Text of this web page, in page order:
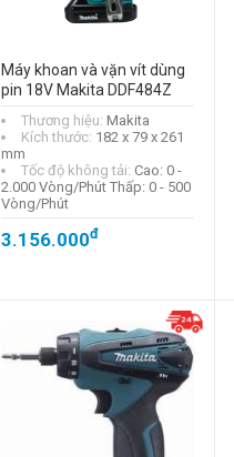
Máy khoan và vặn vít dùng
pin 18V Makita DDF484Z
Thương hiệu: Makita
Kích thước: 182 x 79 x 261
mm
Tốc độ không tải: Cao: 0 -
2.000 Vòng/Phút Thấp: 0 - 500
Vòng/Phút
3.156.000đ